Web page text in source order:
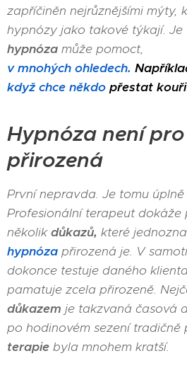
zapříčiněn nejrůznějšími mýty,
hypnózy jako takové týkají.
hypnóza může
v mnohých ohledech.
když chce někdo přestat
Hypnóza není
přirozená
První nepravda. Je tomu úplně
Profesionální terapeut dokáže
několikdůkazů, které
hypnóza přirozená je. V
dokonce testuje daného
pamatuje zcela přirozeně.
důkazem je takzvaná časová
po hodinovém sezení tradičně
terapie byla mnohem kratší.